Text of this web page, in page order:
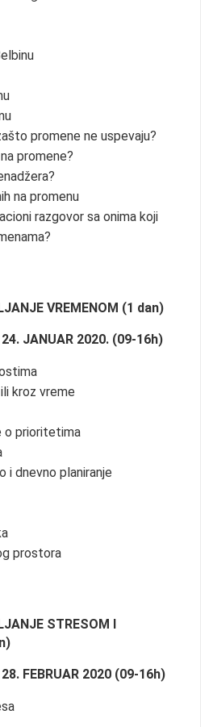
promene ne uspevaju?
promene?
na promenu
razgovor sa onima koji
VREMENOM (1 dan)
JANUAR 2020. (09-16h)
kroz vreme
o prioritetima
i dnevno planiranje
prostora
STRESOM I
FEBRUAR 2020 (09-16h)